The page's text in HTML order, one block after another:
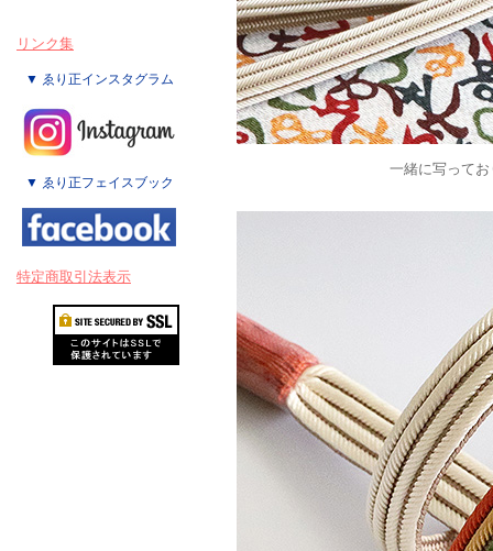
リンク集
▼ ゑり正インスタグラム
▼ ゑり正フェイスブック
特定商取引法表示
一緒に写って